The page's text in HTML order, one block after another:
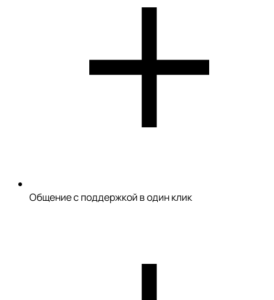
Общение с поддержкой в один клик